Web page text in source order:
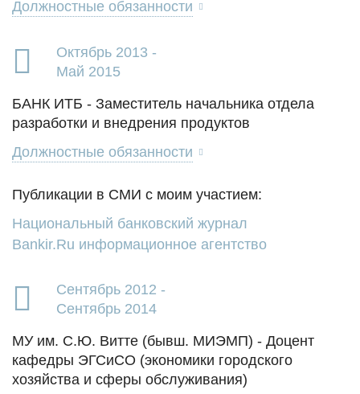
Должностные обязанности
Октябрь 2013 -
Май 2015
БАНК ИТБ - Заместитель начальника отдела
разработки и внедрения продуктов
Должностные обязанности
Публикации в СМИ с моим участием:
Национальный банковский журнал
Bankir.Ru информационное агентство
Сентябрь 2012 -
Сентябрь 2014
МУ им. С.Ю. Витте (бывш. МИЭМП) - Доцент
кафедры ЭГСиСО (экономики городского
хозяйства и сферы обслуживания)